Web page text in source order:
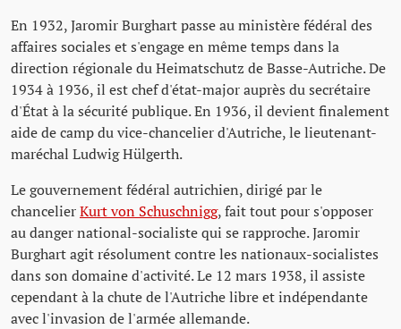
En 1932, Jaromir Burghart passe au ministère fédéral des
affaires sociales et s'engage en même temps dans la
direction régionale du Heimatschutz de Basse-Autriche. De
1934 à 1936, il est chef d'état-major auprès du secrétaire
d'État à la sécurité publique. En 1936, il devient finalement
aide de camp du vice-chancelier d'Autriche, le lieutenant-
maréchal Ludwig Hülgerth.
Le gouvernement fédéral autrichien, dirigé par le
chancelierKurt von Schuschnigg, fait tout pour s'opposer
au danger national-socialiste qui se rapproche. Jaromir
Burghart agit résolument contre les nationaux-socialistes
dans son domaine d'activité. Le 12 mars 1938, il assiste
cependant à la chute de l'Autriche libre et indépendante
avec l'invasion de l'armée allemande.